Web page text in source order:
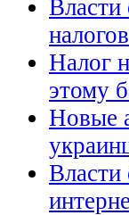
Власти
Налог
этому
Новые
Власти